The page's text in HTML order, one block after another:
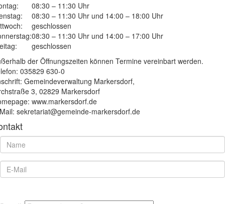
08:30 – 11:30 Uhr
08:30 – 11:30 Uhr und 14:00 – 18:00 Uhr
geschlossen
08:30 – 11:30 Uhr und 14:00 – 17:00 Uhr
geschlossen
der Öffnungszeiten können Termine vereinbart werden.
035829 630-0
Gemeindeverwaltung Markersdorf,
3, 02829 Markersdorf
www.markersdorf.de
sekretariat@gemeinde-markersdorf.de